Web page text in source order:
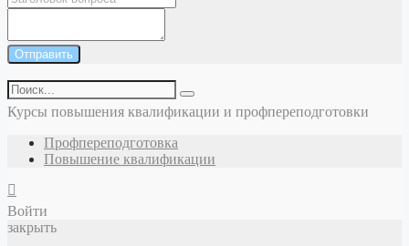
Отправить
Курсы повышения квалификации и профпереподготовки
Профпереподготовка
Повышение квалификации
Войти
закрыть